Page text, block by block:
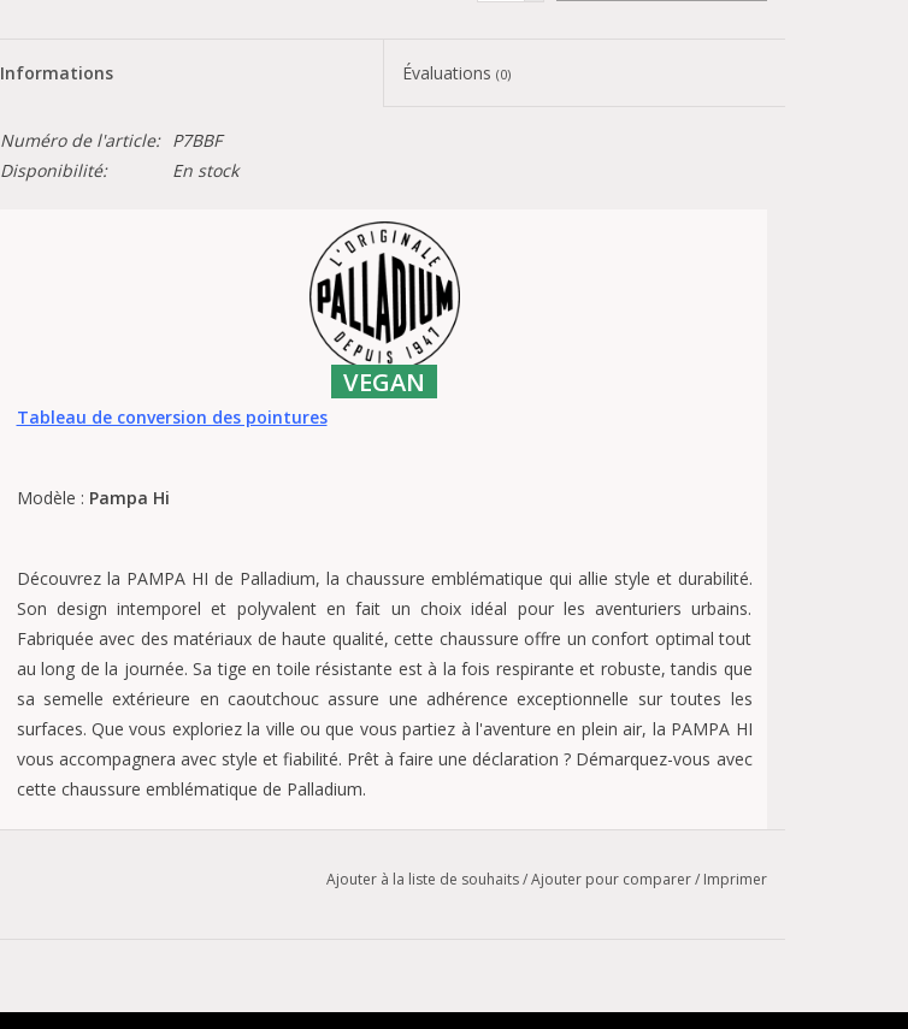
Informations Évaluations(0)
Numéro de l'article:
P7BBF
Disponibilité:
En stock
VEGAN
Tableau de conversion des pointures
Modèle : Pampa Hi
Découvrez la PAMPA HI de Palladium, la chaussure emblématique qui allie style et durabilité.
Son design intemporel et polyvalent en fait un choix idéal pour les aventuriers urbains.
Fabriquée avec des matériaux de haute qualité, cette chaussure offre un confort optimal tout
au long de la journée. Sa tige en toile résistante est à la fois respirante et robuste, tandis que
sa semelle extérieure en caoutchouc assure une adhérence exceptionnelle sur toutes les
surfaces. Que vous exploriez la ville ou que vous partiez à l'aventure en plein air, la PAMPA HI
vous accompagnera avec style et fiabilité. Prêt à faire une déclaration ? Démarquez-vous avec
cette chaussure emblématique de Palladium.
Ajouter à la liste de souhaits/Ajouter pour comparer/ Imprimer